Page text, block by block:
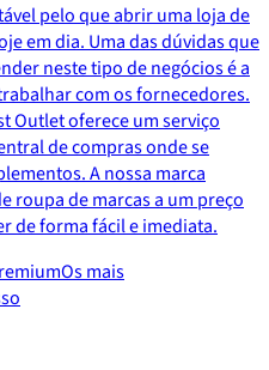
pelo que abrir uma loja de
em dia. Uma das dúvidas que
neste tipo de negócios é a
com os fornecedores.
Outlet oferece um serviço
de compras onde se
A nossa marca
roupa de marcas a um preço
de forma fácil e imediata.
Os mais